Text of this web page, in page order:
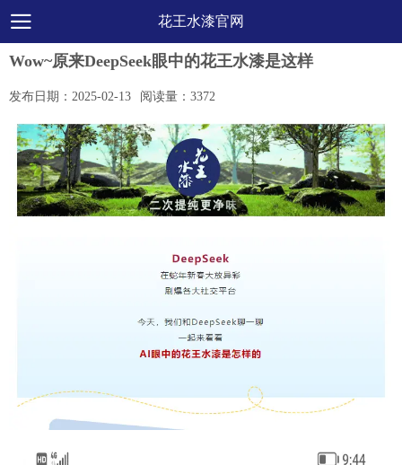
花王水漆官网
Wow~原来DeepSeek眼中的花王水漆是这样
发布日期： 2025-02-13 阅读量： 3372